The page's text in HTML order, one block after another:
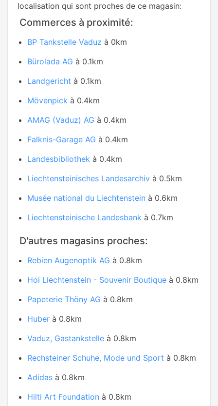
localisation qui sont proches de ce magasin:
Commerces à proximité:
BP Tankstelle Vaduz à 0km
Bürolada AG à 0.1km
Landgericht à 0.1km
Mövenpick à 0.4km
AMAG (Vaduz) AG à 0.4km
Falknis-Garage AG à 0.4km
Landesbibliothek à 0.4km
Liechtensteinisches Landesarchiv à 0.5km
Musée national du Liechtenstein à 0.6km
Liechtensteinische Landesbank à 0.7km
D'autres magasins proches:
Rebien Augenoptik AG à 0.8km
Hoi Liechtenstein - Souvenir Boutique à 0.8km
Papeterie Thöny AG à 0.8km
Huber à 0.8km
Vaduz, Gastankstelle à 0.8km
Rechsteiner Schuhe, Mode und Sport à 0.8km
Adidas à 0.8km
Hilti Art Foundation à 0.8km